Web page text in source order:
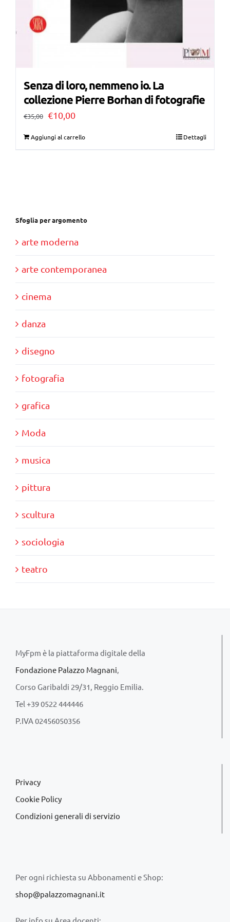
Senza di loro, nemmeno io. La
collezione Pierre Borhan di fotografie
€35,00 Il
€10,00Il
Aggiungi al carrello Dettagli
Sfoglia per argomento
arte moderna
arte contemporanea
cinema
danza
disegno
fotografia
grafica
Moda
musica
pittura
scultura
sociologia
teatro
MyFpm è la piattaforma digitale della
Fondazione Palazzo Magnani,
Corso Garibaldi 29/31, Reggio Emilia.
Tel +39 0522 444446
P.IVA 02456050356
Privacy
Cookie Policy
Condizioni generali di servizio
Per ogni richiesta su Abbonamenti e Shop:
shop@palazzomagnani.it